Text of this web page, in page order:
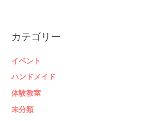
カテゴリー
イベント
ハンドメイド
体験教室
未分類